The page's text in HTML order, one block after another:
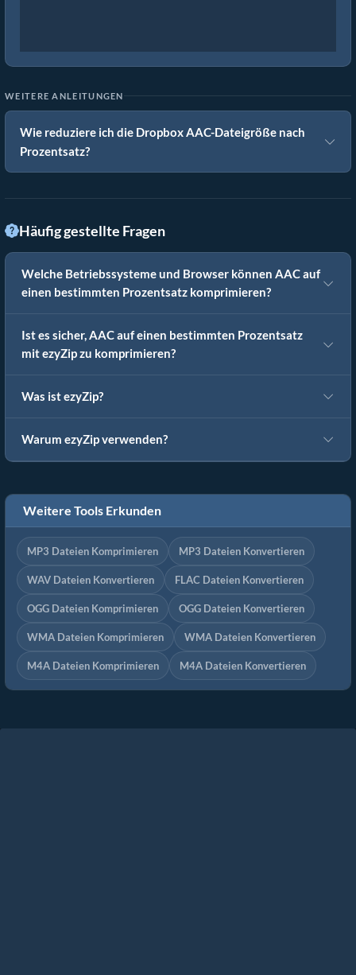
WEITERE ANLEITUNGEN
Wie reduziere ich die Dropbox AAC-Dateigröße nach
Prozentsatz?
Häufig gestellte Fragen
Welche Betriebssysteme und Browser können AAC auf
einen bestimmten Prozentsatz komprimieren?
Ist es sicher, AAC auf einen bestimmten Prozentsatz
mit ezyZip zu komprimieren?
Was ist ezyZip?
Warum ezyZip verwenden?
Weitere Tools Erkunden
MP3 Dateien Komprimieren MP3 Dateien Konvertieren
WAV Dateien Konvertieren FLAC Dateien Konvertieren
OGG Dateien Komprimieren OGG Dateien Konvertieren
WMA Dateien Komprimieren WMA Dateien Konvertieren
M4A Dateien Komprimieren M4A Dateien Konvertieren